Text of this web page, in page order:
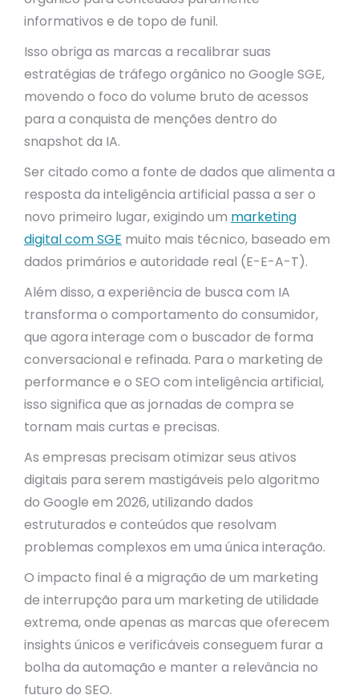
informativos e de topo de funil.
Isso obriga as marcas a recalibrar suas
estratégias de tráfego orgânico no Google SGE,
movendo o foco do volume bruto de acessos
para a conquista de menções dentro do
snapshot da IA.
Ser citado como a fonte de dados que alimenta a
resposta da inteligência artificial passa a ser o
novo primeiro lugar, exigindo um marketing
digital com SGE muito mais técnico, baseado em
dados primários e autoridade real (E-E-A-T).
Além disso, a experiência de busca com IA
transforma o comportamento do consumidor,
que agora interage com o buscador de forma
conversacional e refinada. Para o marketing de
performance e o SEO com inteligência artificial,
isso significa que as jornadas de compra se
tornam mais curtas e precisas.
As empresas precisam otimizar seus ativos
digitais para serem mastigáveis pelo algoritmo
do Google em 2026, utilizando dados
estruturados e conteúdos que resolvam
problemas complexos em uma única interação.
O impacto final é a migração de um marketing
de interrupção para um marketing de utilidade
extrema, onde apenas as marcas que oferecem
insights únicos e verificáveis conseguem furar a
bolha da automação e manter a relevância no
futuro do SEO.